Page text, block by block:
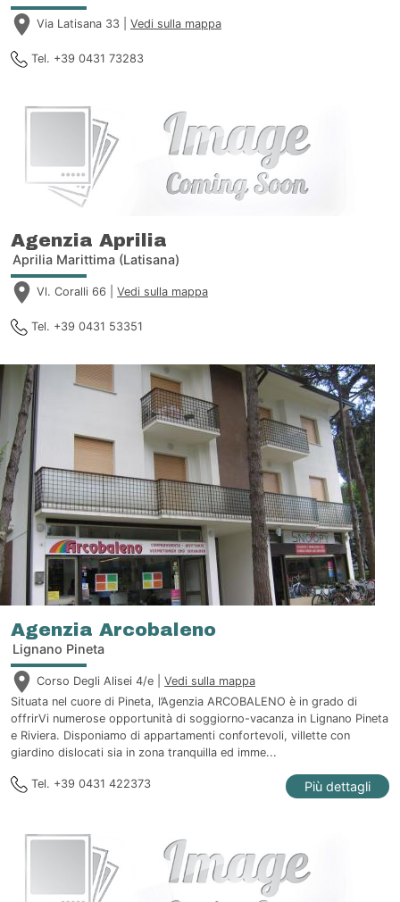
Via Latisana 33 | Vedi sulla mappa
Tel. +39 0431 73283
Agenzia Aprilia
Aprilia Marittima (Latisana)
Vl. Coralli 66 | Vedi sulla mappa
Tel. +39 0431 53351
Agenzia Arcobaleno
Lignano Pineta
Corso Degli Alisei 4/e | Vedi sulla mappa
Situata nel cuore di Pineta, l’Agenzia ARCOBALENO è in grado di
offrirVi numerose opportunità di soggiorno-vacanza in Lignano Pineta
e Riviera. Disponiamo di appartamenti confortevoli, villette con
giardino dislocati sia in zona tranquilla ed imme...
Tel. +39 0431 422373 Più dettagli